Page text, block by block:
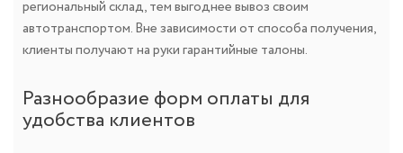
региональный склад, тем выгоднее вывоз своим
автотранспортом. Вне зависимости от способа получения,
клиенты получают на руки гарантийные талоны.
Разнообразие форм оплаты для
удобства клиентов